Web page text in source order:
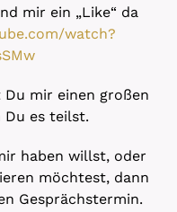
mir ein „Like“ da
watch?
mir einen großen
Du es teilst.
haben willst, oder
möchtest, dann
Gesprächstermin.